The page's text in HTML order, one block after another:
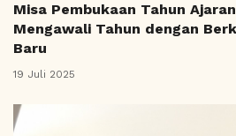
Misa Pembukaan Tahun
Mengawali Tahun dengan
Baru
19 Juli 2025